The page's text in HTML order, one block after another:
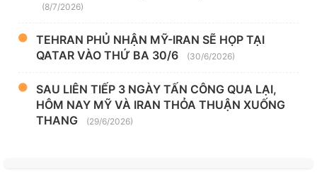
(8/7/2026)
TEHRAN PHỦ NHẬN MỸ-IRAN SẼ HỌP TẠI
QATAR VÀO THỨ BA 30/6
(30/6/2026)
SAU LIÊN TIẾP 3 NGÀY TẤN CÔNG QUA LẠI,
HÔM NAY MỸ VÀ IRAN THỎA THUẬN XUỐNG
THANG
(29/6/2026)